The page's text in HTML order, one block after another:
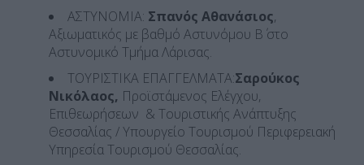
ΑΣΤΥΝΟΜΙΑ: Σπανός Αθανάσιος,
Αξιωματικός με βαθμό Αστυνόμου Β΄ στο
Αστυνομικό Τμήμα Λάρισας.
ΤΟΥΡΙΣΤΙΚΑ ΕΠΑΓΓΕΛΜΑΤΑ:Σαρούκος
Νικόλαος, Προϊστάμενος Ελέγχου,
Επιθεωρήσεων & Τουριστικής Ανάπτυξης
Θεσσαλίας / Υπουργείο Τουρισμού Περιφερειακή
Υπηρεσία Τουρισμού Θεσσαλίας.